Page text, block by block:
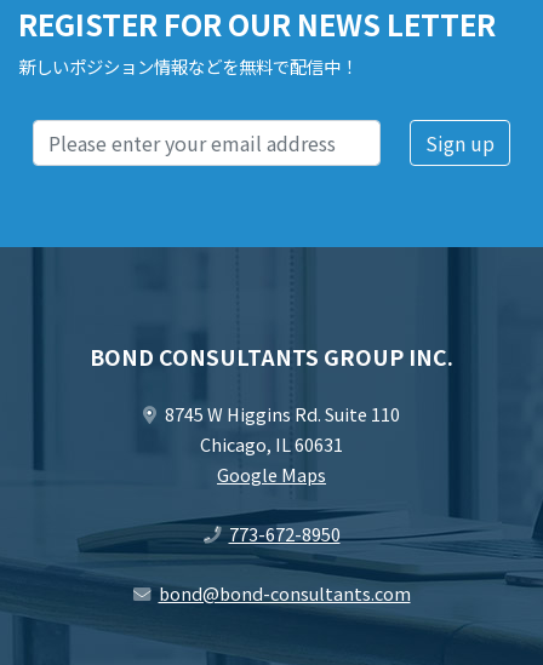
REGISTER FOR OUR NEWS LETTER
新しいポジション情報などを無料で配信中！
BOND CONSULTANTS GROUP INC.
8745 W Higgins Rd. Suite 110
Chicago, IL 60631
Google Maps
773-672-8950
bond@bond-consultants.com